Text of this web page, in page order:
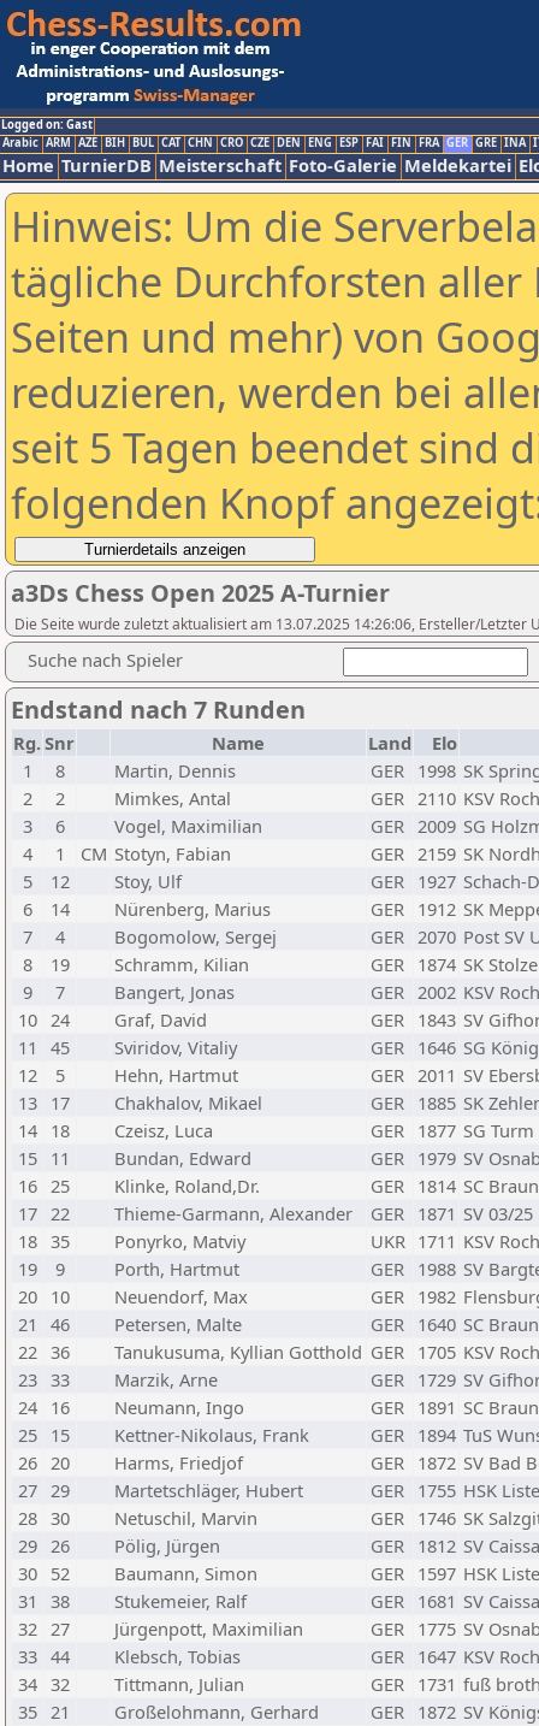
Logged on: Gast
Arabic ARM AZE BIH BUL CAT CHN CRO CZE DEN ENG ESP FAI FIN FRA GER GRE INA
Home TurnierDB Meisterschaft Foto-Galerie Meldekartei
Hinweis: Um die
tägliche Durchforsten aller
Seiten und mehr) von
reduzieren, werden bei
seit 5 Tagen beendet sind
folgenden Knopf
a3Ds Chess Open 2025 A-Turnier
Die Seite wurde zuletzt aktualisiert am 13.07.2025 14:26:06, Ersteller/Letzter
Suche nach Spieler
Endstand nach 7 Runden
Rg.Snr Name Land
Elo
1
8 Martin, Dennis GER 1998 SK
2
2 Mimkes, Antal GER 2110 KSV
3
6 Vogel, Maximilian GER 2009 SG
4
1 CM Stotyn, Fabian GER 2159 SK
5
12 Stoy, Ulf GER 1927 Schach-
6
14 Nürenberg, Marius GER 1912 SK
7
4 Bogomolow, Sergej GER 2070 Post SV
8
19 Schramm, Kilian GER 1874 SK
9
7 Bangert, Jonas GER 2002 KSV
10 24 Graf, David GER 1843 SV
11
45 Sviridov, Vitaliy GER 1646 SG
12
5 Hehn, Hartmut GER 2011 SV
13 17 Chakhalov, Mikael GER 1885 SK
14 18 Czeisz, Luca GER 1877 SG
15 11 Bundan, Edward GER 1979 SV
16 25 Klinke, Roland,Dr. GER 1814 SC
17 22 Thieme-Garmann, Alexander GER 1871 SV 03/
18 35 Ponyrko, Matviy UKR 1711 KSV
19
9 Porth, Hartmut GER 1988 SV
20 10 Neuendorf, Max GER 1982
21
46 Petersen, Malte GER 1640 SC
22 36 Tanukusuma, Kyllian Gotthold GER 1705 KSV
23 33 Marzik, Arne GER 1729 SV
24 16 Neumann, Ingo GER 1891 SC
25 15 Kettner-Nikolaus, Frank GER 1894 TuS
26 20 Harms, Friedjof GER 1872 SV Bad
27 29 Martetschläger, Hubert GER 1755 HSK
28 30 Netuschil, Marvin GER 1746 SK
29 26 Pölig, Jürgen GER 1812 SV
30 52 Baumann, Simon GER 1597 HSK
31
38 Stukemeier, Ralf GER 1681 SV
32 27 Jürgenpott, Maximilian GER 1775 SV
33 44 Klebsch, Tobias GER 1647 KSV
34 32 Tittmann, Julian GER 1731 fuß
35 21 Großelohmann, Gerhard GER 1872 SV